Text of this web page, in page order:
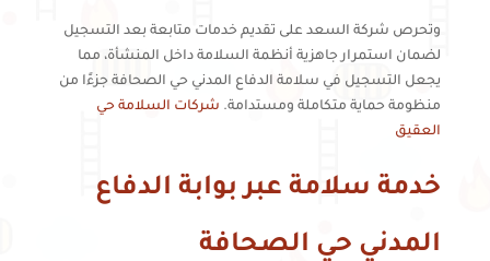
وتحرص شركة السعد على تقديم خدمات متابعة بعد التسجيل
لضمان استمرار جاهزية أنظمة السلامة داخل المنشأة، مما
يجعل التسجيل في سلامة الدفاع المدني حي الصحافة جزءًا من
منظومة حماية متكاملة ومستدامة. شركات السلامة حي
العقيق
خدمة سلامة عبر بوابة الدفاع
المدني حي الصحافة